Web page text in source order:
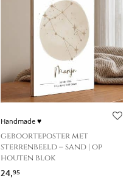
Handmade ♥
geboorteposter met
sterrenbeeld – sand | op
houten blok
24,95